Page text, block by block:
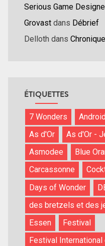
Serious Game
Grovast dans Débrief
Delloth dans
ÉTIQUETTES
7 Wonders Android
As d'Or
As d'Or -
Asmodee
Blue
Carcassonne
Days of Wonder
des bretzels et des
Essen
Festival
Festival